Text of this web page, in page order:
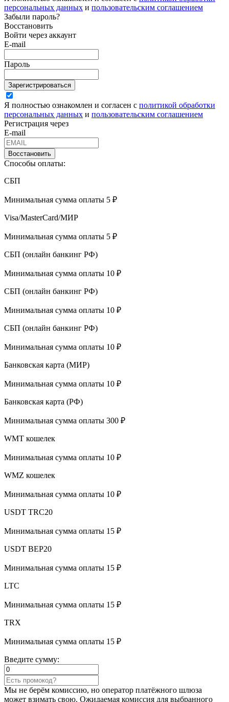
персональных данных и пользовательским соглашением
Забыли пароль?
Восстановить
Войти через аккаунт
E-mail
Пароль
Зарегистрироваться
Я полностью ознакомлен и согласен с политикой обработки
персональных данных и пользовательским соглашением
Регистрация через
E-mail
Восстановить
Способы оплаты:
СБП
Минимальная сумма оплаты 5 ₽
Visa/MasterCard/МИР
Минимальная сумма оплаты 5 ₽
СБП (онлайн банкинг РФ)
Минимальная сумма оплаты 10 ₽
СБП (онлайн банкинг РФ)
Минимальная сумма оплаты 10 ₽
СБП (онлайн банкинг РФ)
Минимальная сумма оплаты 10 ₽
Банковская карта (МИР)
Минимальная сумма оплаты 10 ₽
Банковская карта (РФ)
Минимальная сумма оплаты 300 ₽
WMT кошелек
Минимальная сумма оплаты 10 ₽
WMZ кошелек
Минимальная сумма оплаты 10 ₽
USDT TRC20
Минимальная сумма оплаты 15 ₽
USDT BEP20
Минимальная сумма оплаты 15 ₽
LTC
Минимальная сумма оплаты 15 ₽
TRX
Минимальная сумма оплаты 15 ₽
Введите сумму:
Мы не берём комиссию, но оператор платёжного шлюза
может взимать свою. Ожидаемая комиссия для выбранного